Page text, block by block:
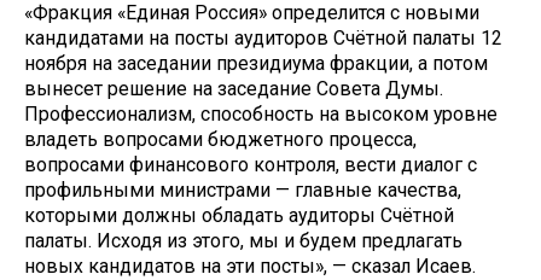
«Фракция «Единая Россия» определится с новыми
кандидатами на посты аудиторов Счётной палаты 12
ноября на заседании президиума фракции, а потом
вынесет решение на заседание Совета Думы.
Профессионализм, способность на высоком уровне
владеть вопросами бюджетного процесса,
вопросами финансового контроля, вести диалог с
профильными министрами — главные качества,
которыми должны обладать аудиторы Счётной
палаты. Исходя из этого, мы и будем предлагать
новых кандидатов на эти посты», — сказал Исаев.